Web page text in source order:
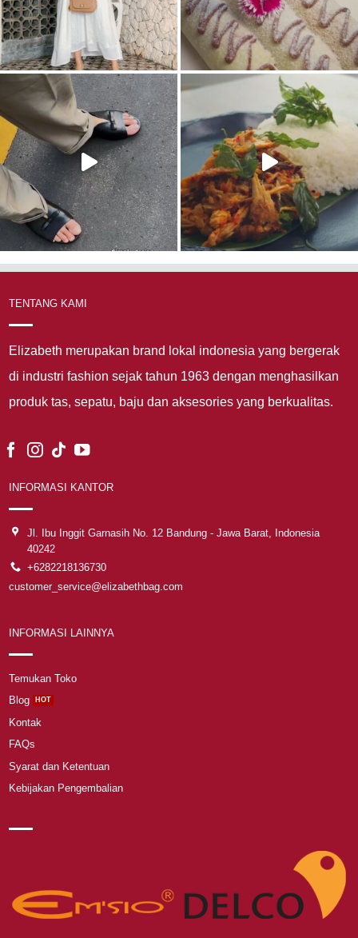
TENTANG KAMI
Elizabeth merupakan brand lokal indonesia yang bergerak
di industri fashion sejak tahun 1963 dengan menghasilkan
produk tas, sepatu, baju dan aksesories yang berkualitas.
INFORMASI KANTOR
Jl. Ibu Inggit Garnasih No. 12 Bandung - Jawa Barat, Indonesia
40242
+6282218136730
customer_service@elizabethbag.com
INFORMASI LAINNYA
Temukan Toko
Blog
Kontak
FAQs
Syarat dan Ketentuan
Kebijakan Pengembalian